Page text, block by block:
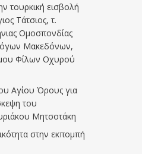
τουρκική εισβολή
Τάτσιος, τ.
Ομοσπονδίας
Μακεδόνων,
Φίλων Οχυρού
Αγίου Όρους για
του
Μητσοτάκη
στην εκπομπή